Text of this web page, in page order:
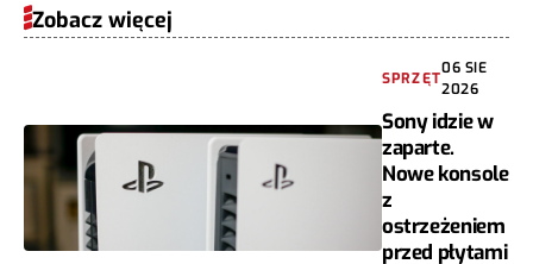
Zobacz więcej
SPRZĘT
06 SIE
2026
Sony idzie w
zaparte.
Nowe konsole
z
ostrzeżeniem
przed płytami